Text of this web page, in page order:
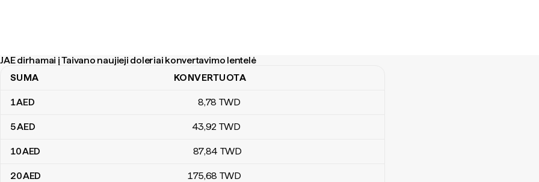
JAE dirhamai į Taivano naujieji doleriai konvertavimo lentelė
JAE dirhamai į Taivano naujieji doleriai konvertavimo lentelė
SUMA KONVERTUOTA
1AED 8,78 TWD
5AED 43,92 TWD
10AED 87,84 TWD
20AED 175,68 TWD